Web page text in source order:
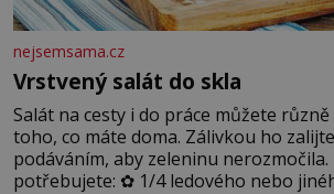
nejsemsama.cz
Vrstvený salát do skla
Salát na cesty i do práce můžete
toho, co máte doma. Zálivkou ho
podáváním, aby zeleninu nerozmočila.
potřebujete: ✿ 1/4 ledového nebo